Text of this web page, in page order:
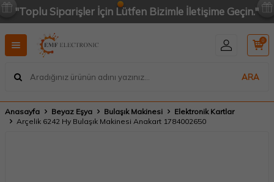
"Toplu Siparişler İçin Lütfen Bizimle İletişime Geçin."
ARA
0
Anasayfa Beyaz Eşya Bulaşık Makinesi
Elektronik Kartlar
Arçelik 6242 Hy Bulaşık Makinesi Anakart 1784002650